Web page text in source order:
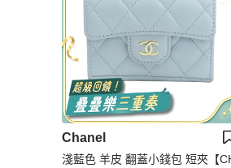
Chanel
淺藍色 羊皮 翻蓋小錢包 短夾【